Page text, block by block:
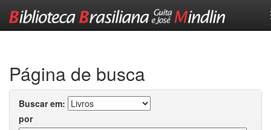
Página de busca
Buscar em:
por